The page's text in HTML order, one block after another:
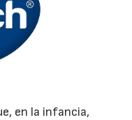
en la infancia,